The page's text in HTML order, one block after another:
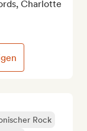
Rock
Charlotte